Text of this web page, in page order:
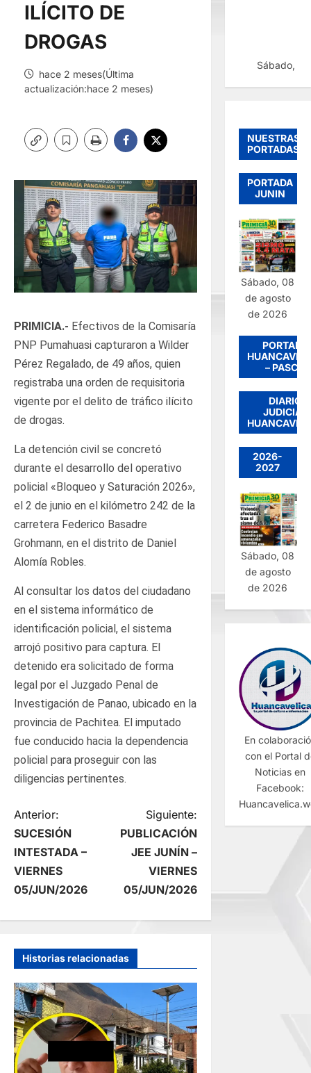
ILÍCITO DE
DROGAS
hace 2 meses(Última
actualización:hace 2 meses)
PRIMICIA.- Efectivos de la Comisaría
PNP Pumahuasi capturaron a Wilder
Pérez Regalado, de 49 años, quien
registraba una orden de requisitoria
vigente por el delito de tráfico ilícito
de drogas.
La detención civil se concretó
durante el desarrollo del operativo
policial «Bloqueo y Saturación 2026»,
el 2 de junio en el kilómetro 242 de la
carretera Federico Basadre
Grohmann, en el distrito de Daniel
Alomía Robles.
Al consultar los datos del ciudadano
en el sistema informático de
identificación policial, el sistema
arrojó positivo para captura. El
detenido era solicitado de forma
legal por el Juzgado Penal de
Investigación de Panao, ubicado en la
provincia de Pachitea. El imputado
fue conducido hacia la dependencia
policial para proseguir con las
diligencias pertinentes.
N
a
v
e
g
a
c
i
Anterior:
SUCESIÓN
INTESTADA –
VIERNES
05/JUN/2026
Siguiente:
PUBLICACIÓN
JEE JUNÍN –
VIERNES
05/JUN/2026
Historias relacionadas
Sábado,
NUESTRAS
PORTADAS
PORTADA
JUNIN
Sábado, 08
de agosto
de 2026
PORTADA
– PASCO
DIARIO
JUDICIAL
2026-
2027
Sábado, 08
de agosto
de 2026
En
con el Portal
Noticias en
Facebook: